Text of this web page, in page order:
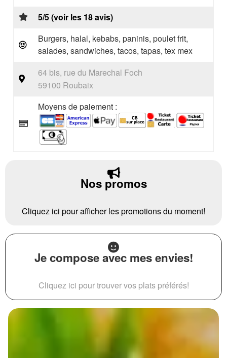
5/5 (voir les 18 avis)
Burgers, halal, kebabs, paninis, poulet frit,
salades, sandwiches, tacos, tapas, tex mex
64 bis, rue du Marechal Foch
59100 Roubaix
Moyens de paiement :
Nos promos
Cliquez ici pour afficher les promotions du moment!
Je compose avec mes envies!
Cliquez ici pour trouver vos plats préférés!